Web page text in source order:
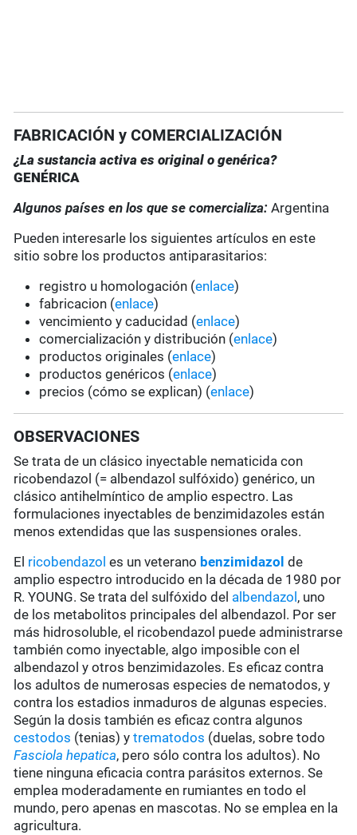
FABRICACIÓN y COMERCIALIZACIÓN
¿La sustancia activa es original o genérica?
GENÉRICA
Algunos países en los que se comercializa:Argentina
Pueden interesarle los siguientes artículos en este
sitio sobre los productos antiparasitarios:
registro u homologación (enlace)
fabricacion (enlace)
vencimiento y caducidad (enlace)
comercialización y distribución (enlace)
productos originales (enlace)
productos genéricos (enlace)
precios (cómo se explican) (enlace)
OBSERVACIONES
Se trata de un clásico inyectable nematicida con
ricobendazol (= albendazol sulfóxido) genérico, un
clásico antihelmíntico de amplio espectro. Las
formulaciones inyectables de benzimidazoles están
menos extendidas que las suspensiones orales.
El ricobendazol es un veterano benzimidazol de
amplio espectro introducido en la década de 1980 por
R. YOUNG. Se trata del sulfóxido del albendazol , uno
de los metabolitos principales del albendazol. Por ser
más hidrosoluble, el ricobendazol puede administrarse
también como inyectable, algo imposible con el
albendazol y otros benzimidazoles. Es eficaz contra
los adultos de numerosas especies de nematodos, y
contra los estadios inmaduros de algunas especies.
Según la dosis también es eficaz contra algunos
cestodos (tenias) ytrematodos (duelas, sobre todo
Fasciola hepatica, pero sólo contra los adultos). No
tiene ninguna eficacia contra parásitos externos. Se
emplea moderadamente en rumiantes en todo el
mundo, pero apenas en mascotas. No se emplea en la
agricultura.